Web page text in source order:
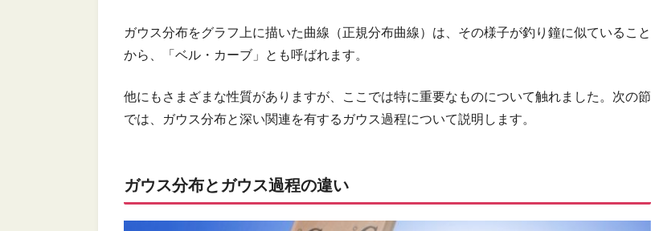
ガウス分布をグラフ上に描いた曲線（正規分布曲線）は、その様子が釣り鐘に似ていること
から、「ベル・カーブ」とも呼ばれます。
他にもさまざまな性質がありますが、ここでは特に重要なものについて触れました。次の節
では、ガウス分布と深い関連を有するガウス過程について説明します。
ガウス分布とガウス過程の違い